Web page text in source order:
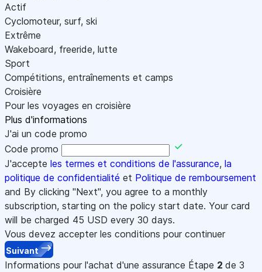
Actif
Cyclomoteur, surf, ski
Extrême
Wakeboard, freeride, lutte
Sport
Compétitions, entraînements et camps
Croisière
Pour les voyages en croisière
Plus d'informations
J'ai un code promo
Code promo
J'accepte les termes et conditions de l'assurance, la
politique de confidentialité et Politique de remboursement
and By clicking "Next", you agree to a monthly
subscription, starting on the policy start date. Your card
will be charged 45 USD every 30 days.
Vous devez accepter les conditions pour continuer
Suivant
Informations pour l'achat d'une assurance Étape 2 de 3